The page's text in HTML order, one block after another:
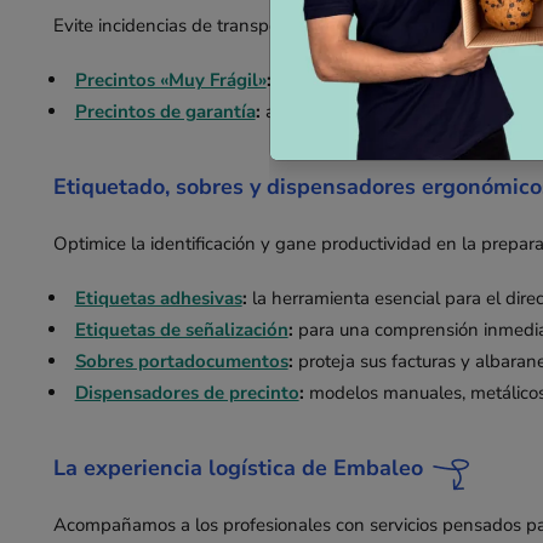
Evite incidencias de transporte comunicando claramente la
Precintos «Muy Frágil»: una alerta visual inmediata para
Precintos de garantía: asegure sus envíos contra robos
Etiquetado, sobres y dispensadores
Optimice la identificación y gane productividad en la
Etiquetas adhesivas: la herramienta esencial para el
Etiquetas de señalización: para una comprensión
Sobres portadocumentos: proteja sus facturas y
Dispensadores de precinto: modelos manuales,
La experiencia logística de Embaleo
Acompañamos a los profesionales con servicios pensados